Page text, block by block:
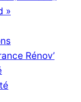
»
Rénov’